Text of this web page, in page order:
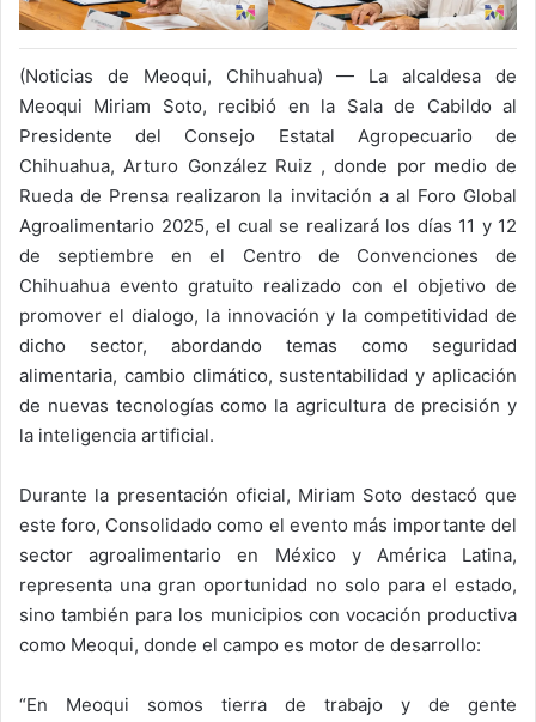
(Noticias de Meoqui, Chihuahua) — La alcaldesa de
Meoqui Miriam Soto, recibió en la Sala de Cabildo al
Presidente del Consejo Estatal Agropecuario de
Chihuahua, Arturo González Ruiz , donde por medio de
Rueda de Prensa realizaron la invitación a al Foro Global
Agroalimentario 2025, el cual se realizará los días 11 y 12
de septiembre en el Centro de Convenciones de
Chihuahua evento gratuito realizado con el objetivo de
promover el dialogo, la innovación y la competitividad de
dicho sector, abordando temas como seguridad
alimentaria, cambio climático, sustentabilidad y aplicación
de nuevas tecnologías como la agricultura de precisión y
la inteligencia artificial.
Durante la presentación oficial, Miriam Soto destacó que
este foro, Consolidado como el evento más importante del
sector agroalimentario en México y América Latina,
representa una gran oportunidad no solo para el estado,
sino también para los municipios con vocación productiva
como Meoqui, donde el campo es motor de desarrollo:
“En Meoqui somos tierra de trabajo y de gente